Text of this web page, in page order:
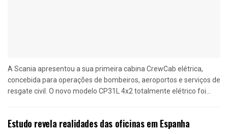
A Scania apresentou a sua primeira cabina CrewCab elétrica,
concebida para operações de bombeiros, aeroportos e serviços de
resgate civil. O novo modelo CP31L 4x2 totalmente elétrico foi...
Estudo revela realidades das oficinas em Espanha